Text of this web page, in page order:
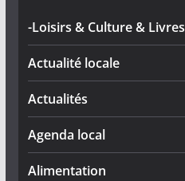
-Loisirs & Culture & Livres
Actualité locale
Actualités
Agenda local
Alimentation